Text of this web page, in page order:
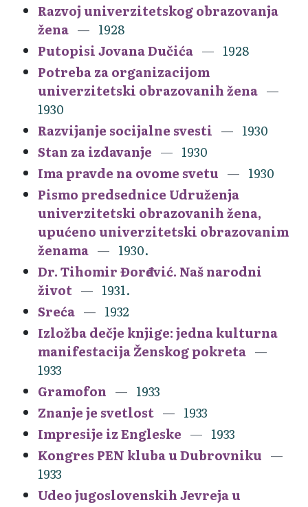
Razvoj univerzitetskog obrazovanja
žena
1928
Putopisi Jovana Dučića
1928
Potreba za organizacijom
univerzitetski obrazovanih žena
1930
Razvijanje socijalne svesti
1930
Stan za izdavanje
1930
Ima pravde na ovome svetu
1930
Pismo predsednice Udruženja
univerzitetski obrazovanih žena,
upućeno univerzitetski obrazovanim
ženama
1930.
Dr. Tihomir Đorđević. Naš narodni
život
1931.
Sreća
1932
Izložba dečje knjige: jedna kulturna
manifestacija Ženskog pokreta
1933
Gramofon
1933
Znanje je svetlost
1933
Impresije iz Engleske
1933
Kongres PEN kluba u Dubrovniku
1933
Udeo jugoslovenskih Jevreja u